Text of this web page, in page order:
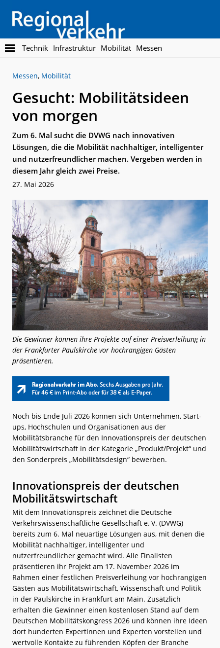
main
content
footer
Regionalverkehr
Die
Fachzeitschrift
den
Personennahverkehr
Technik Infrastruktur Mobilität Messen
Messen, Mobilität
Gesucht: Mobilitätsideen
von morgen
Zum 6. Mal sucht die DVWG nach innovativen
Lösungen, die die Mobilität nachhaltiger, intelligenter
und nutzerfreundlicher machen. Vergeben werden in
diesem Jahr gleich zwei Preise.
27. Mai 2026
Die Gewinner können ihre Projekte auf einer Preisverleihung in
der Frankfurter Paulskirche vor hochrangigen Gästen
präsentieren.
Noch bis Ende Juli 2026 können sich Unternehmen, Start-
ups, Hochschulen und Organisationen aus der
Mobilitätsbranche für den Innovationspreis der deutschen
Mobilitätswirtschaft in der Kategorie „Produkt/Projekt“ und
den Sonderpreis „Mobilitätsdesign“ bewerben.
Innovationspreis der deutschen
Mobilitätswirtschaft
Mit dem Innovationspreis zeichnet die Deutsche
Verkehrswissenschaftliche Gesellschaft e. V. (DVWG)
bereits zum 6. Mal neuartige Lösungen aus, mit denen die
Mobilität nachhaltiger, intelligenter und
nutzerfreundlicher gemacht wird. Alle Finalisten
präsentieren ihr Projekt am 17. November 2026 im
Rahmen einer festlichen Preisverleihung vor hochrangigen
Gästen aus Mobilitätswirtschaft, Wissenschaft und Politik
in der Paulskirche in Frankfurt am Main. Zusätzlich
erhalten die Gewinner einen kostenlosen Stand auf dem
Deutschen Mobilitätskongress 2026 und können ihre Ideen
dort hunderten Expertinnen und Experten vorstellen und
wertvolle Kontakte zu führenden Köpfen der Branche